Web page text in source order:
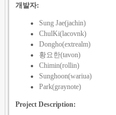
개발자:
Sung Jae(jachin)
ChulKi(lacovnk)
Dongho(extrealm)
황요한(tavon)
Chimin(rollin)
Sunghoon(wariua)
Park(graynote)
Project Description: